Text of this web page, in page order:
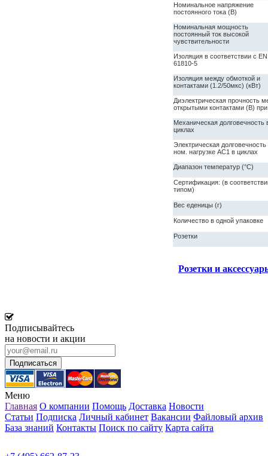
Номинальное напряжение
постоянного тока (В)
Номинальная мощность
постоянный ток высокой
чувствительности
Изоляция в соответствии с EN
61810-5
Изоляция между обмоткой и
контактами (1.2/50мкс) (кВт)
Диэлектрическая прочность
открытыми контактами (В) при
Механическая долговечность
циклах
Электрическая долговечность
ном. нагрузке АС1 в циклах
Диапазон температур (°C)
Сертификация: (в
типом)
Вес еденицы (г)
Количество в одной упаковке
Розетки
Розетки и
Подписывайтесь
на новости и акции
Меню
Главная О компании Помощь Доставка Новости
Статьи Подписка Личный кабинет Вакансии Файловый архив
База знаний Контакты Поиск по сайту Карта сайта